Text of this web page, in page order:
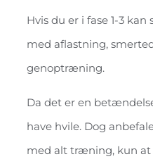
Hvis du er i fase 1-3
med aflastning,
genoptræning.
Da det er en
have hvile. Dog
med alt træning, kun